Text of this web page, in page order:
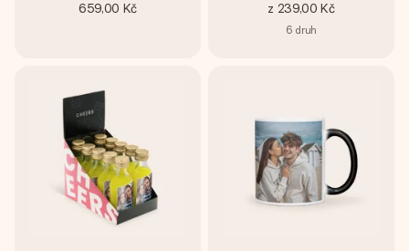
659,00 Kč z 239,00 Kč
6 druh